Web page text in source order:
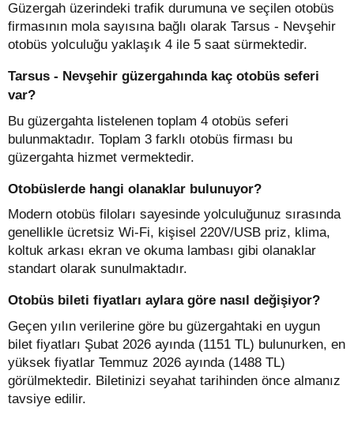
Güzergah üzerindeki trafik durumuna ve seçilen otobüs
firmasının mola sayısına bağlı olarak Tarsus - Nevşehir
otobüs yolculuğu yaklaşık 4 ile 5 saat sürmektedir.
Tarsus - Nevşehir güzergahında kaç otobüs seferi
var?
Bu güzergahta listelenen toplam 4 otobüs seferi
bulunmaktadır. Toplam 3 farklı otobüs firması bu
güzergahta hizmet vermektedir.
Otobüslerde hangi olanaklar bulunuyor?
Modern otobüs filoları sayesinde yolculuğunuz sırasında
genellikle ücretsiz Wi-Fi, kişisel 220V/USB priz, klima,
koltuk arkası ekran ve okuma lambası gibi olanaklar
standart olarak sunulmaktadır.
Otobüs bileti fiyatları aylara göre nasıl değişiyor?
Geçen yılın verilerine göre bu güzergahtaki en uygun
bilet fiyatları Şubat 2026 ayında (1151 TL) bulunurken, en
yüksek fiyatlar Temmuz 2026 ayında (1488 TL)
görülmektedir. Biletinizi seyahat tarihinden önce almanız
tavsiye edilir.